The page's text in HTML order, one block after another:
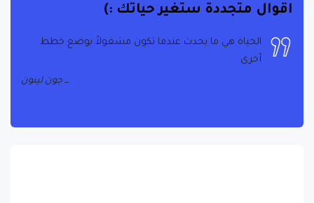
اقوال متجددة ستغير حياتك :)
الحياة هي ما يحدث عندما تكون مشغولاً بوضع خطط
أخرى
جون لينون